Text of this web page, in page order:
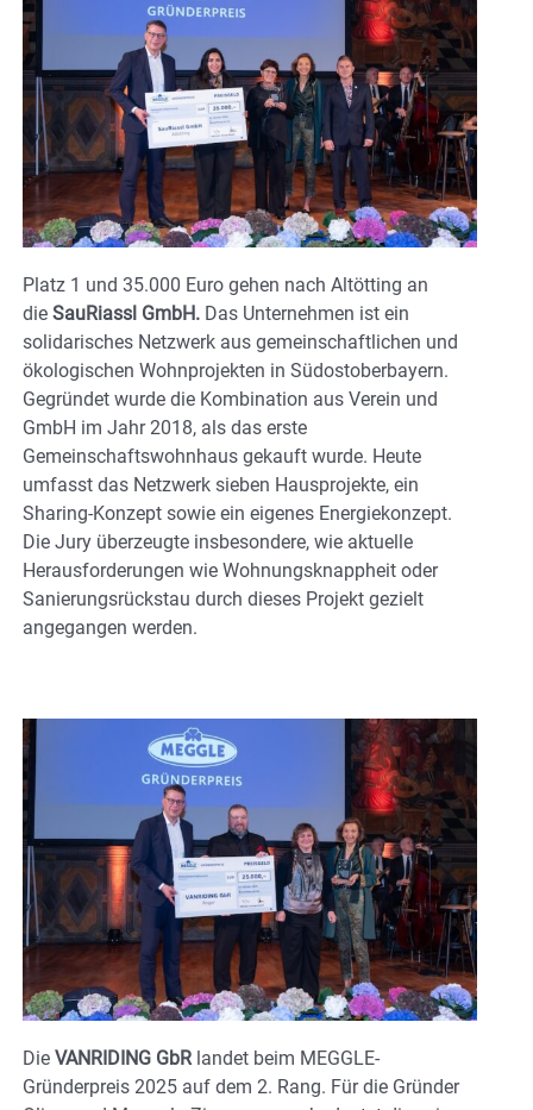
Platz 1 und 35.000 Euro gehen nach Altötting an
die SauRiassl GmbH. Das Unternehmen ist ein
solidarisches Netzwerk aus gemeinschaftlichen und
ökologischen Wohnprojekten in Südostoberbayern.
Gegründet wurde die Kombination aus Verein und
GmbH im Jahr 2018, als das erste
Gemeinschaftswohnhaus gekauft wurde. Heute
umfasst das Netzwerk sieben Hausprojekte, ein
Sharing-Konzept sowie ein eigenes Energiekonzept.
Die Jury überzeugte insbesondere, wie aktuelle
Herausforderungen wie Wohnungsknappheit oder
Sanierungsrückstau durch dieses Projekt gezielt
angegangen werden.
Die VANRIDING GbR landet beim MEGGLE-
Gründerpreis 2025 auf dem 2. Rang. Für die Gründer